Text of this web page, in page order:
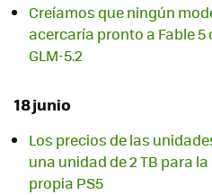
Creíamos que ningún
acercaría pronto a Fable 5
GLM-5.2
18 junio
Los precios de las
una unidad de 2 TB para
propia PS5